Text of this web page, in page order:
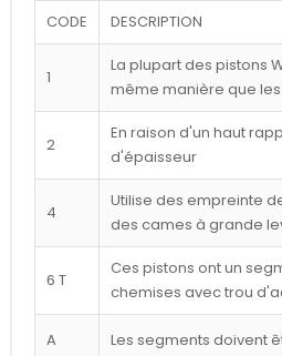
CODE DESCRIPTION
1
La plupart des pistons
même manière que
2
En raison d'un haut
d'épaisseur
4
Utilise des empreinte
des cames à grande
6 T
Ces pistons ont un
chemises avec trou
A Les segments doivent